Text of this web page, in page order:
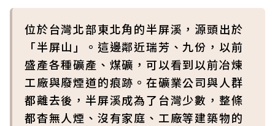
位於台灣北部東北角的半屏溪，源頭出於
「半屏山」。這邊鄰近瑞芳、九份，以前
盛產各種礦產、煤礦，可以看到以前冶煉
工廠與廢煙道的痕跡。在礦業公司與人群
都離去後，半屏溪成為了台灣少數，整條
都杳無人煙、沒有家庭、工廠等建築物的